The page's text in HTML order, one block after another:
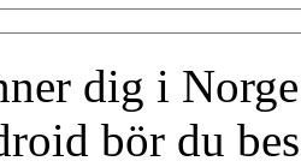
dig i
bör du